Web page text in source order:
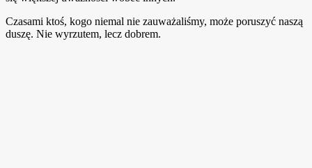
Czasami ktoś, kogo niemal nie zauważaliśmy, może poruszyć naszą
duszę. Nie wyrzutem, lecz dobrem.